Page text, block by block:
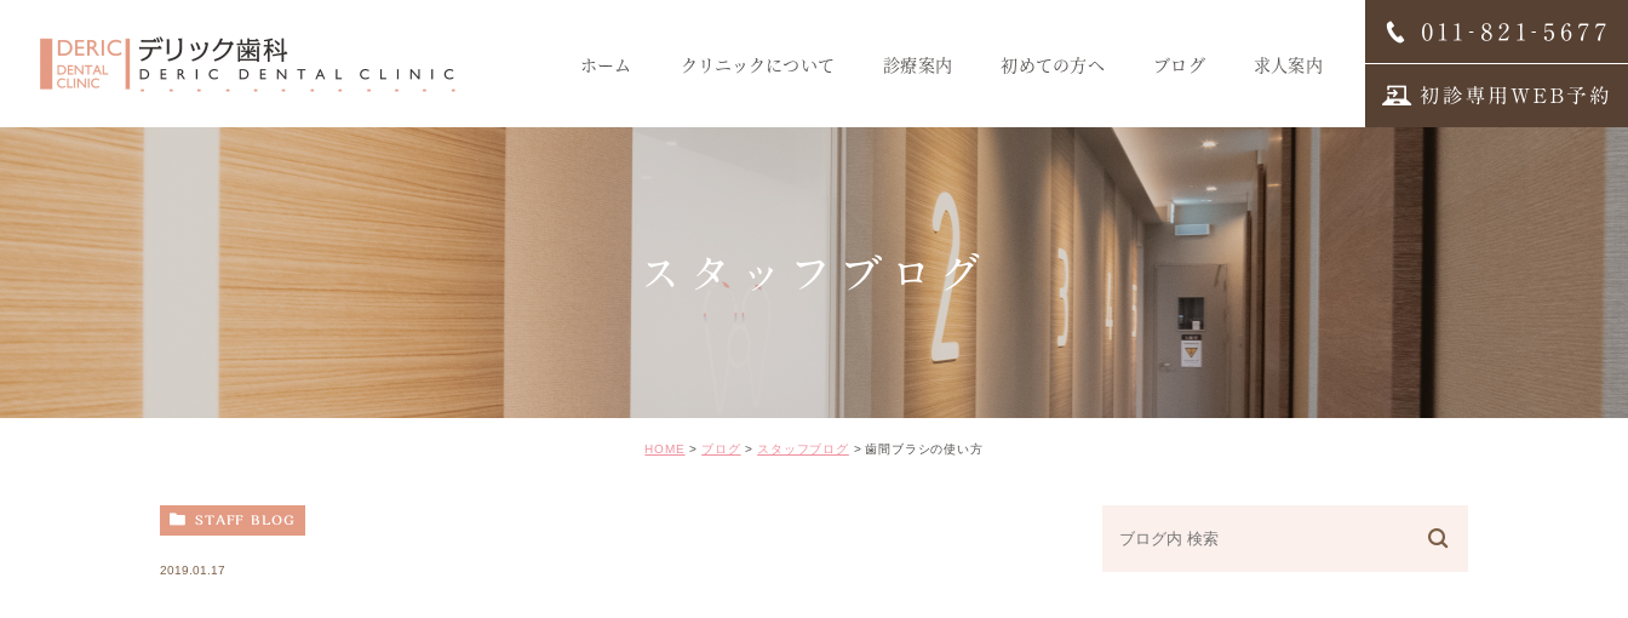
ホーム クリニックについて 診療案内
成人のための予防治療
小児歯科
セラミック･審美治療
矯正治療
初めての方へ ブログ
スタッフブログ
求人案内
求人案内
歯科医師募集
歯科衛生士募集
歯科受付募集
デンタルコーディネーター
スタッフブログ
HOME ブログ スタッフブログ 歯間ブラシの使い方
STAFF BLOG
2019.01.17